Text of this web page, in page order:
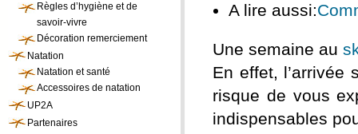
A lire aussi:
Une semaine au
En effet, l’arrivée
risque de vous
indispensables
Règles d’hygiène et de
savoir-vivre
Décoration remerciement
Natation
Natation et santé
Accessoires de natation
UP2A
Partenaires